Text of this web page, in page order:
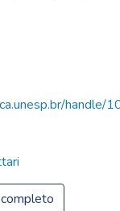
handle/